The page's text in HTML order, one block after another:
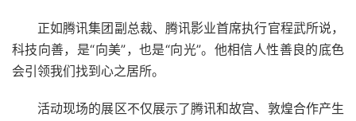
正如腾讯集团副总裁、腾讯影业首席执行官程武所说，
科技向善，是“向美”，也是“向光”。他相信人性善良的底色
会引领我们找到心之居所。
活动现场的展区不仅展示了腾讯和故宫、敦煌合作产生